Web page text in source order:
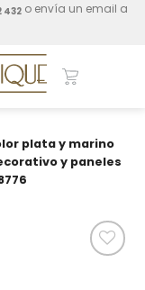
432 o envía un email a
plata y marino
y paneles